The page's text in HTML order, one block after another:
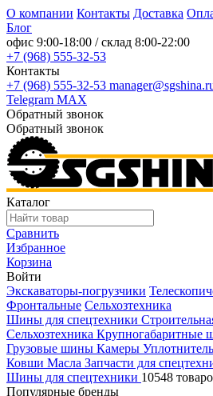
О компании Контакты Доставка
Блог
офис 9:00-18:00 / склад 8:00-22:00
+7 (968) 555-32-53
Контакты
+7 (968) 555-32-53
Telegram MAX
Обратный звонок
Обратный звонок
Каталог
Сравнить
Избранное
Корзина
Войти
Экскаваторы-погрузчики
Фронтальные Сельхозтехника
Шины для спецтехники
Сельхозтехника Крупногабаритные
Грузовые шины Камеры
Ковши Масла Запчасти для
Шины для спецтехники 10548
Популярные бренды